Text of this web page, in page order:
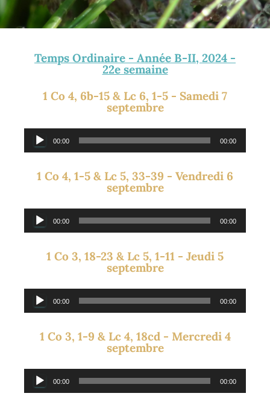
Temps Ordinaire - Année B-II, 2024 -
22e semaine
1 Co 4, 6b-15 & Lc 6, 1-5 - Samedi 7
septembre
Lecteur
audio
00:00 00:00
1 Co 4, 1-5 & Lc 5, 33-39 - Vendredi 6
septembre
Lecteur
audio
00:00 00:00
1 Co 3, 18-23 & Lc 5, 1-11 - Jeudi 5
septembre
Lecteur
audio
00:00 00:00
1 Co 3, 1-9 & Lc 4, 18cd - Mercredi 4
septembre
Lecteur
audio
00:00 00:00